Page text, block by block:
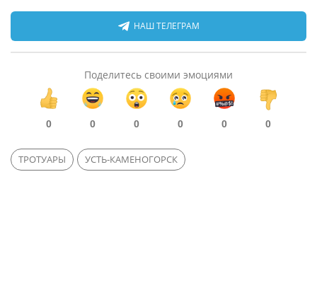
НАШ ТЕЛЕГРАМ
Поделитесь своими эмоциями
0 0 0 0 0 0
ТРОТУАРЫ УСТЬ-КАМЕНОГОРСК